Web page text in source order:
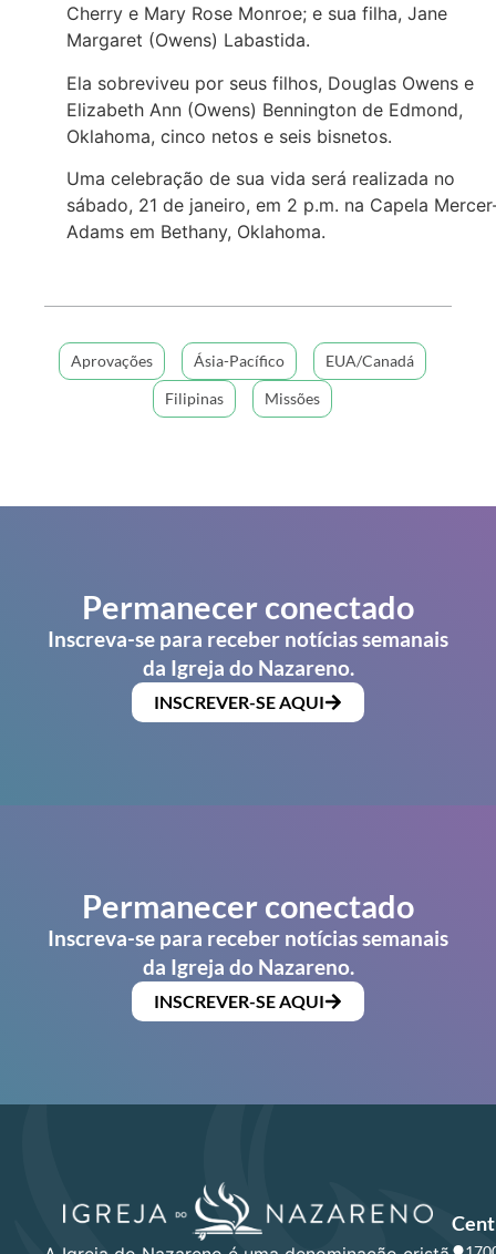
Cherry e Mary Rose Monroe; e sua filha, Jane
Margaret (Owens) Labastida.
Ela sobreviveu por seus filhos, Douglas Owens e
Elizabeth Ann (Owens) Bennington de Edmond,
Oklahoma, cinco netos e seis bisnetos.
Uma celebração de sua vida será realizada no
sábado, 21 de janeiro, em 2 p.m. na Capela
Adams em Bethany, Oklahoma.
Aprovações Ásia-Pacífico
EUA/Canadá
Filipinas
Missões
Permanecer conectado
Inscreva-se para receber notícias semanais
da Igreja do Nazareno.
INSCREVER-SE AQUI
Permanecer conectado
Inscreva-se para receber notícias semanais
da Igreja do Nazareno.
INSCREVER-SE AQUI